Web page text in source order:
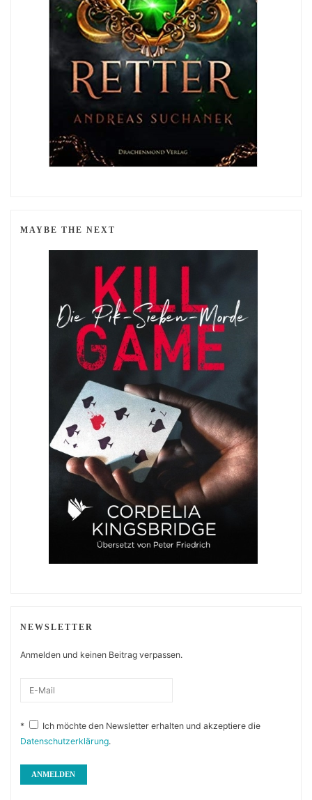
MAYBE THE NEXT
NEWSLETTER
Anmelden und keinen Beitrag verpassen.
*
Ich möchte den Newsletter erhalten und akzeptiere die
Datenschutzerklärung.